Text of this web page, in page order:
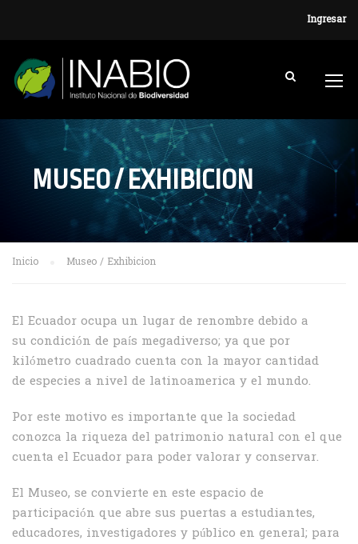
Ingresar
MUSEO / EXHIBICION
Inicio Museo / Exhibicion
El Ecuador ocupa un lugar de renombre debido a
su condición de país megadiverso; ya que por
kilómetro cuadrado cuenta con la mayor cantidad
de especies a nivel de latinoamerica y el mundo.
Por este motivo es importante que la sociedad
conozca la riqueza del patrimonio natural con el que
cuenta el Ecuador para poder valorar y conservar.
El Museo, se convierte en este espacio de
participación que abre sus puertas a estudiantes,
educadores, investigadores y público en general; para